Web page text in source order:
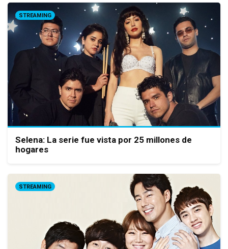
STREAMING
Selena: La serie fue vista por 25 millones de
hogares
STREAMING